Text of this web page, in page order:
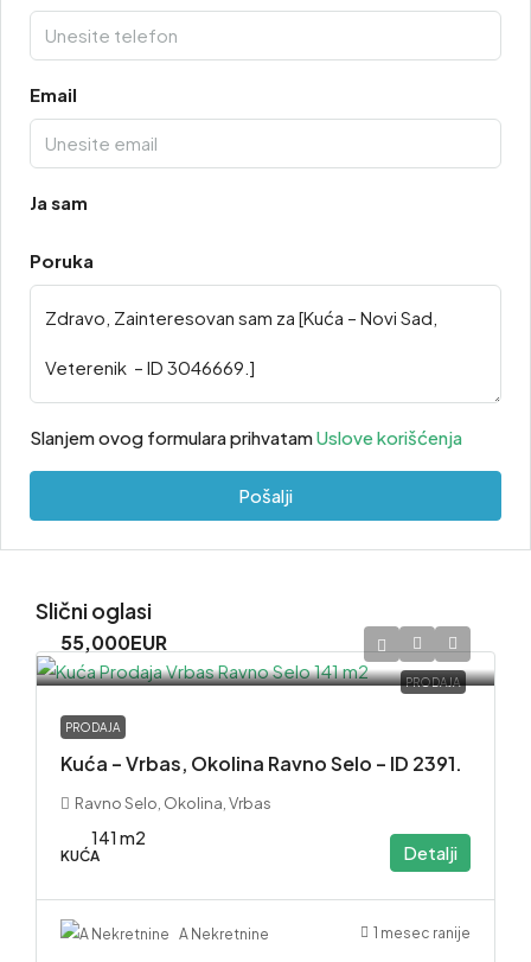
Email
Ja sam
Poruka
Slanjem ovog formulara prihvatamUslove korišćenja
Pošalji
Slični oglasi
PRODAJA
55,000EUR
PRODAJA
Kuća – Vrbas, Okolina Ravno Selo – ID 2391.
Ravno Selo, Okolina, Vrbas
141 m2
KUĆA Detalji
A Nekretnine 1 mesec ranije